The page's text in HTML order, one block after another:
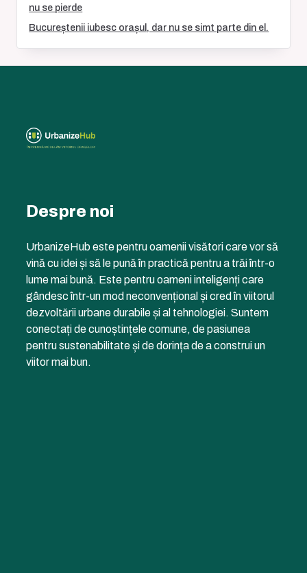
nu se pierde
Bucureștenii iubesc orașul, dar nu se simt parte din el.
Despre noi
UrbanizeHub este pentru oamenii visători care vor să
vină cu idei și să le pună în practică pentru a trăi într-o
lume mai bună. Este pentru oameni inteligenți care
gândesc într-un mod neconvențional și cred în viitorul
dezvoltării urbane durabile și al tehnologiei. Suntem
conectați de cunoștințele comune, de pasiunea
pentru sustenabilitate și de dorința de a construi un
viitor mai bun.